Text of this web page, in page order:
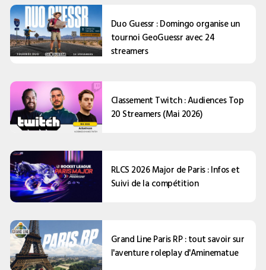
Duo Guessr : Domingo organise un
tournoi GeoGuessr avec 24
streamers
Classement Twitch : Audiences Top
20 Streamers (Mai 2026)
RLCS 2026 Major de Paris : Infos et
Suivi de la compétition
Grand Line Paris RP : tout savoir sur
l'aventure roleplay d'Aminematue